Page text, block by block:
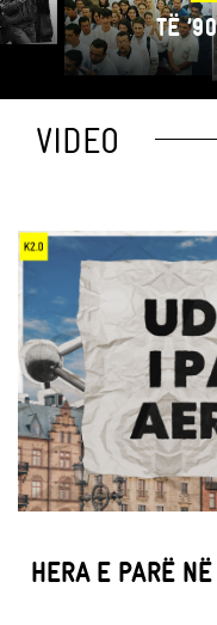
TË
VIDEO
HERA E PARË